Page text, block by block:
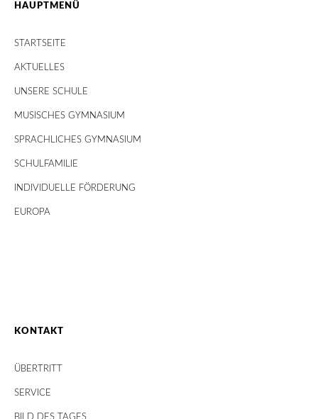
HAUPTMENÜ
STARTSEITE
AKTUELLES
UNSERE SCHULE
MUSISCHES GYMNASIUM
SPRACHLICHES GYMNASIUM
SCHULFAMILIE
INDIVIDUELLE FÖRDERUNG
EUROPA
KONTAKT
ÜBERTRITT
SERVICE
BILD DES TAGES